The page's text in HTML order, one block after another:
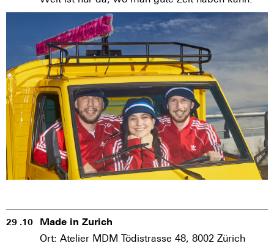
29 .10 Made in Zurich
Ort: Atelier MDM Tödistrasse 48, 8002 Zürich